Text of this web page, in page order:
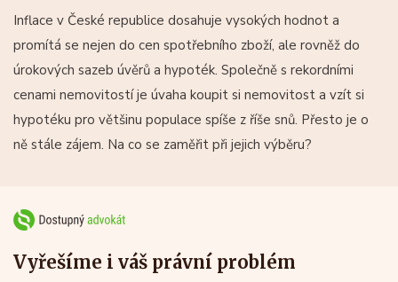
Inflace v České republice dosahuje vysokých hodnot a
promítá se nejen do cen spotřebního zboží, ale rovněž do
úrokových sazeb úvěrů a hypoték. Společně s rekordními
cenami nemovitostí je úvaha koupit si nemovitost a vzít si
hypotéku pro většinu populace spíše z říše snů. Přesto je o
ně stále zájem. Na co se zaměřit při jejich výběru?
Vyřešíme i váš právní problém